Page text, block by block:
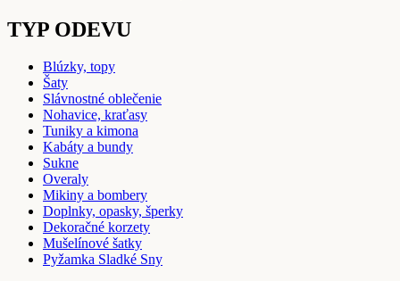
TYP ODEVU
Blúzky, topy
Šaty
Slávnostné oblečenie
Nohavice, kraťasy
Tuniky a kimona
Kabáty a bundy
Sukne
Overaly
Mikiny a bombery
Doplnky, opasky, šperky
Dekoračné korzety
Mušelínové šatky
Pyžamka Sladké Sny